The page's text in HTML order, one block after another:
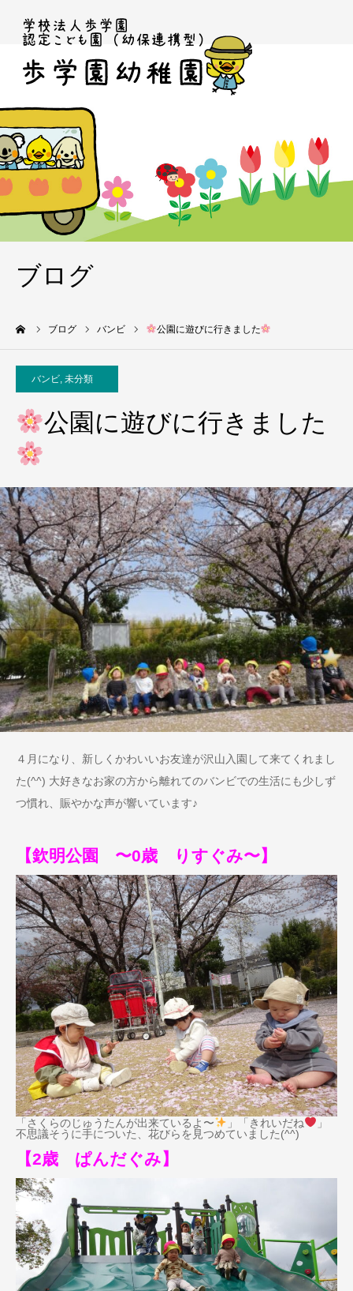
ブログ
ブログ バンビ 公園に遊びに行きました
バンビ, 未分類
公園に遊びに行きました
４月になり、新しくかわいいお友達が沢山入園して来てくれまし
た(^^) 大好きなお家の方から離れてのバンビでの生活にも少しず
つ慣れ、賑やかな声が響いています♪
【欽明公園 〜0歳 りすぐみ〜】
「さくらのじゅうたんが出来ているよ〜 」「きれいだね
」
不思議そうに手についた、花びらを見つめていました(^^)
【2歳 ぱんだぐみ】